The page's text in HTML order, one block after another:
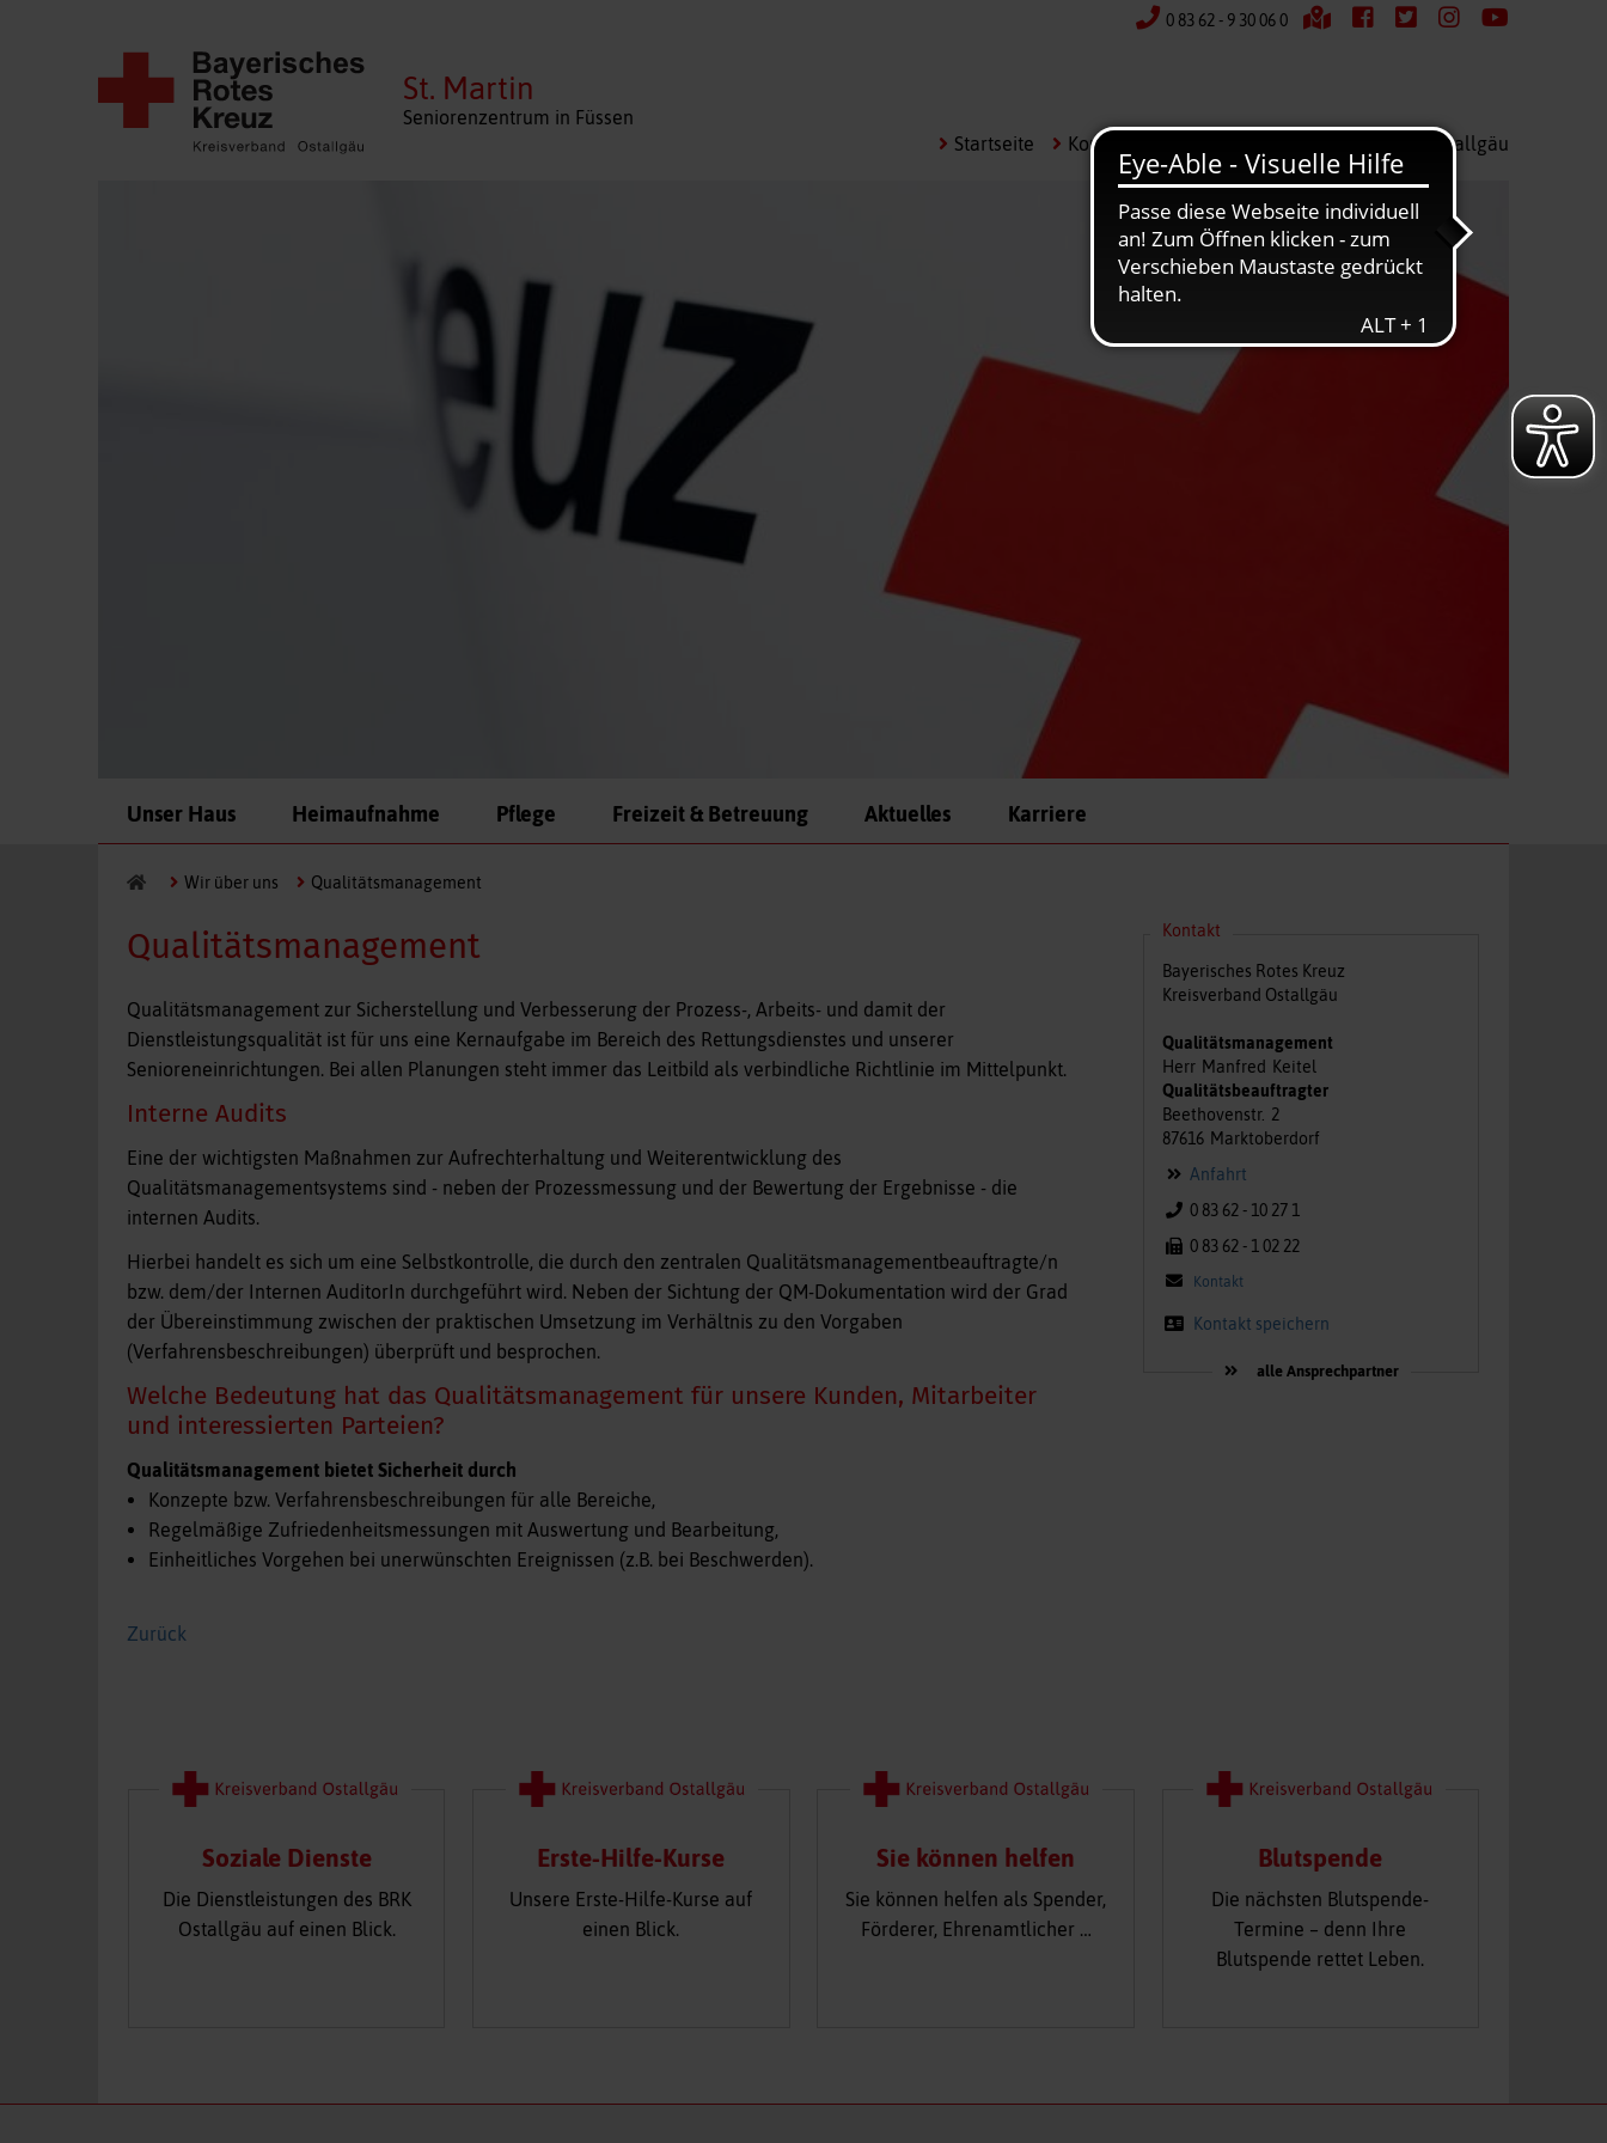
0 83 62 - 9 30 06 0
St. Martin
Seniorenzentrum in Füssen
Startseite Kontakt Kreisverband Ostallgäu
Unser Haus Heimaufnahme Pflege Freizeit & Betreuung Aktuelles Karriere
Wir über uns Qualitätsmanagement
Qualitätsmanagement
Qualitätsmanagement zur Sicherstellung und Verbesserung der Prozess-, Arbeits- und damit der
Dienstleistungsqualität ist für uns eine Kernaufgabe im Bereich des Rettungsdienstes und unserer
Senioreneinrichtungen. Bei allen Planungen steht immer das Leitbild als verbindliche Richtlinie im Mittelpunkt.
Interne Audits
Eine der wichtigsten Maßnahmen zur Aufrechterhaltung und Weiterentwicklung des
Qualitätsmanagementsystems sind - neben der Prozessmessung und der Bewertung der Ergebnisse - die
internen Audits.
Hierbei handelt es sich um eine Selbstkontrolle, die durch den zentralen Qualitätsmanagementbeauftragte/n
bzw. dem/der Internen AuditorIn durchgeführt wird. Neben der Sichtung der QM-Dokumentation wird der Grad
der Übereinstimmung zwischen der praktischen Umsetzung im Verhältnis zu den Vorgaben
(Verfahrensbeschreibungen) überprüft und besprochen.
Welche Bedeutung hat das Qualitätsmanagement für unsere Kunden, Mitarbeiter
und interessierten Parteien?
Qualitätsmanagement bietet Sicherheit durch
Konzepte bzw. Verfahrensbeschreibungen für alle Bereiche,
Regelmäßige Zufriedenheitsmessungen mit Auswertung und Bearbeitung,
Einheitliches Vorgehen bei unerwünschten Ereignissen (z.B. bei Beschwerden).
Zurück
Kontakt
Bayerisches Rotes Kreuz
Kreisverband Ostallgäu
Qualitätsmanagement
Herr Manfred Keitel
Qualitätsbeauftragter
Beethovenstr. 2
87616 Marktoberdorf
Anfahrt
0 83 62 - 10 27 1
0 83 62 - 1 02 22
Kontakt
Kontakt speichern
alle Ansprechpartner
Soziale Dienste
Die Dienstleistungen des BRK
Ostallgäu auf einen Blick.
Erste-Hilfe-Kurse
Unsere Erste-Hilfe-Kurse auf
einen Blick.
Sie können helfen
Sie können helfen als Spender,
Förderer, Ehrenamtlicher …
Blutspende
Die nächsten Blutspende-
Termine – denn Ihre
Blutspende rettet Leben.